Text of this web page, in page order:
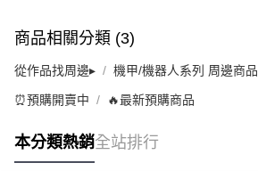
商品相關分類 (3)
從作品找周邊▸ 機甲/機器人系列 周邊商品
⏰預購開賣中 🔥最新預購商品
本分類熱銷全站排行